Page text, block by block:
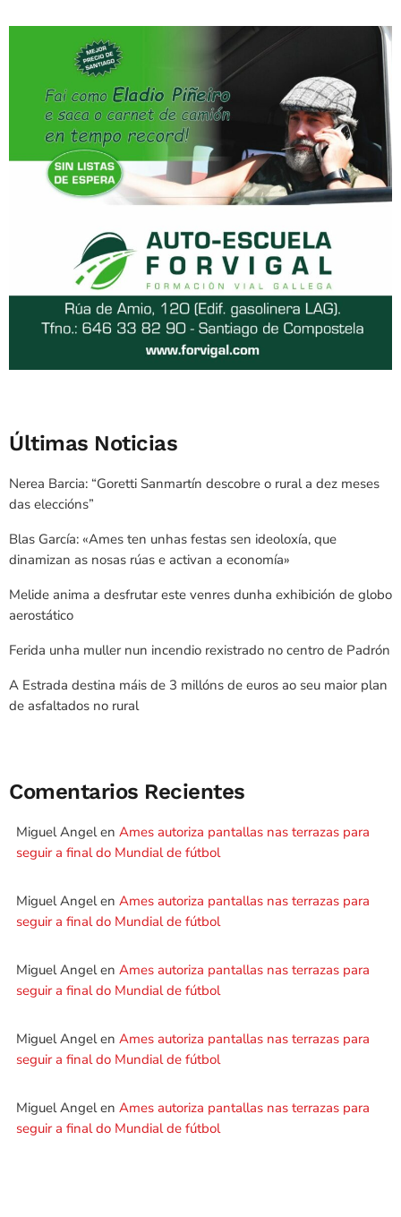
Últimas Noticias
Nerea Barcia: “Goretti Sanmartín descobre o rural a dez meses
das eleccións”
Blas García: «Ames ten unhas festas sen ideoloxía, que
dinamizan as nosas rúas e activan a economía»
Melide anima a desfrutar este venres dunha exhibición de globo
aerostático
Ferida unha muller nun incendio rexistrado no centro de Padrón
A Estrada destina máis de 3 millóns de euros ao seu maior plan
de asfaltados no rural
Comentarios Recientes
Miguel Angelen Ames autoriza pantallas nas terrazas para
seguir a final do Mundial de fútbol
Miguel Angelen Ames autoriza pantallas nas terrazas para
seguir a final do Mundial de fútbol
Miguel Angelen Ames autoriza pantallas nas terrazas para
seguir a final do Mundial de fútbol
Miguel Angelen Ames autoriza pantallas nas terrazas para
seguir a final do Mundial de fútbol
Miguel Angelen Ames autoriza pantallas nas terrazas para
seguir a final do Mundial de fútbol